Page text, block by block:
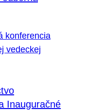
konferencia
vedeckej
Inauguračné